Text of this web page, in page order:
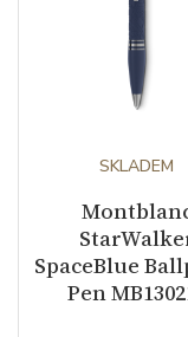
SKLADEM
SpaceBlue
Pen